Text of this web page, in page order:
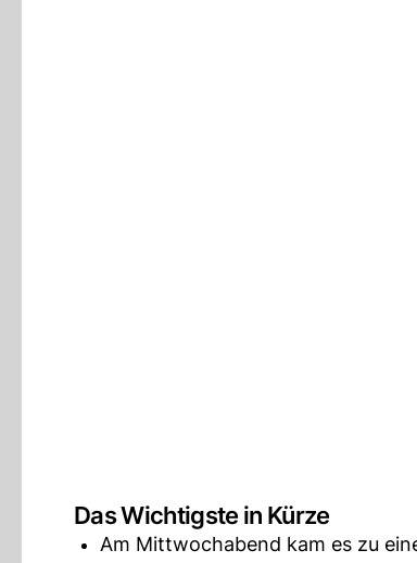
Das Wichtigste in Kürze
Am Mittwochabend kam es zu